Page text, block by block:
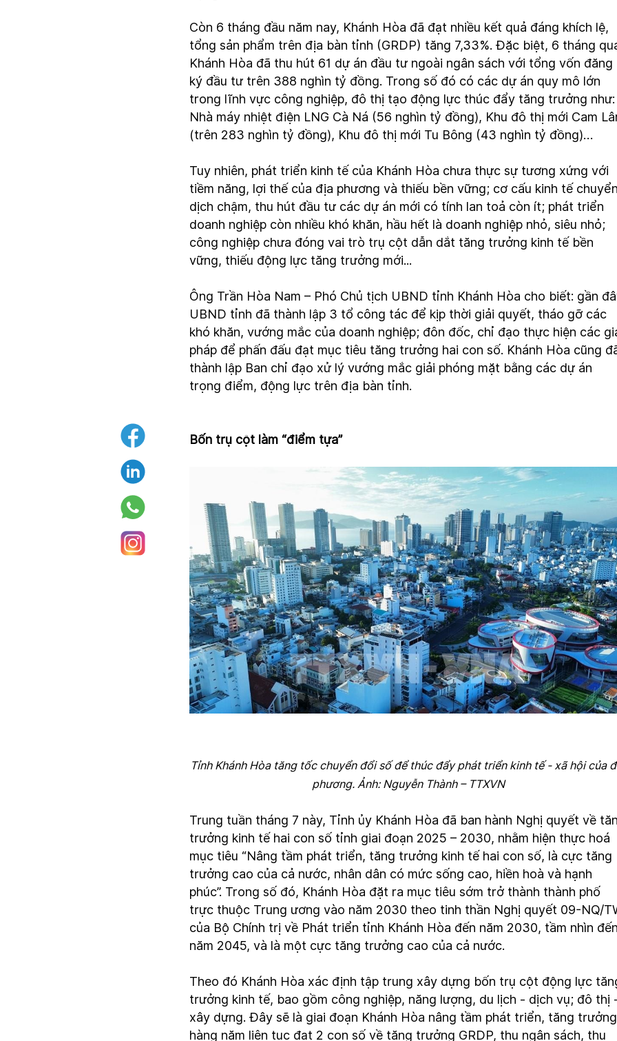
Còn 6 tháng đầu năm nay, Khánh Hòa đã đạt nhiều kết quả đáng khích lệ,
tổng sản phẩm trên địa bàn tỉnh (GRDP) tăng 7,33%. Đặc biệt, 6 tháng
Khánh Hòa đã thu hút 61 dự án đầu tư ngoài ngân sách với tổng vốn đăng
ký đầu tư trên 388 nghìn tỷ đồng. Trong số đó có các dự án quy mô lớn
trong lĩnh vực công nghiệp, đô thị tạo động lực thúc đẩy tăng trưởng như:
Nhà máy nhiệt điện LNG Cà Ná (56 nghìn tỷ đồng), Khu đô thị mới Cam
(trên 283 nghìn tỷ đồng), Khu đô thị mới Tu Bông (43 nghìn tỷ đồng)…
Tuy nhiên, phát triển kinh tế của Khánh Hòa chưa thực sự tương xứng với
tiềm năng, lợi thế của địa phương và thiếu bền vững; cơ cấu kinh tế chuyển
dịch chậm, thu hút đầu tư các dự án mới có tính lan toả còn ít; phát triển
doanh nghiệp còn nhiều khó khăn, hầu hết là doanh nghiệp nhỏ, siêu nhỏ;
công nghiệp chưa đóng vai trò trụ cột dẫn dắt tăng trưởng kinh tế bền
vững, thiếu động lực tăng trưởng mới...
Ông Trần Hòa Nam – Phó Chủ tịch UBND tỉnh Khánh Hòa cho biết: gần
UBND tỉnh đã thành lập 3 tổ công tác để kịp thời giải quyết, tháo gỡ các
khó khăn, vướng mắc của doanh nghiệp; đôn đốc, chỉ đạo thực hiện các
pháp để phấn đấu đạt mục tiêu tăng trưởng hai con số. Khánh Hòa cũng
thành lập Ban chỉ đạo xử lý vướng mắc giải phóng mặt bằng các dự án
trọng điểm, động lực trên địa bàn tỉnh.
Bốn trụ cột làm “điểm tựa”
Tỉnh Khánh Hòa tăng tốc chuyển đổi số để thúc đẩy phát triển kinh tế - xã hội của
phương. Ảnh: Nguyễn Thành – TTXVN
Trung tuần tháng 7 này, Tỉnh ủy Khánh Hòa đã ban hành Nghị quyết về
trưởng kinh tế hai con số tỉnh giai đoạn 2025 – 2030, nhằm hiện thực hoá
mục tiêu “Nâng tầm phát triển, tăng trưởng kinh tế hai con số, là cực tăng
trưởng cao của cả nước, nhân dân có mức sống cao, hiền hoà và hạnh
phúc”. Trong số đó, Khánh Hòa đặt ra mục tiêu sớm trở thành thành phố
trực thuộc Trung ương vào năm 2030 theo tinh thần Nghị quyết 09-NQ/
của Bộ Chính trị về Phát triển tỉnh Khánh Hòa đến năm 2030, tầm nhìn đến
năm 2045, và là một cực tăng trưởng cao của cả nước.
Theo đó Khánh Hòa xác định tập trung xây dựng bốn trụ cột động lực
trưởng kinh tế, bao gồm công nghiệp, năng lượng, du lịch - dịch vụ; đô thị
xây dựng. Đây sẽ là giai đoạn Khánh Hòa nâng tầm phát triển, tăng trưởng
hàng năm liên tục đạt 2 con số về tăng trưởng GRDP, thu ngân sách, thu